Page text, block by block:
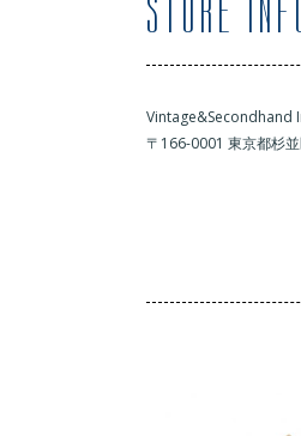
Vintage&Secondhand
〒166-0001 東京都杉